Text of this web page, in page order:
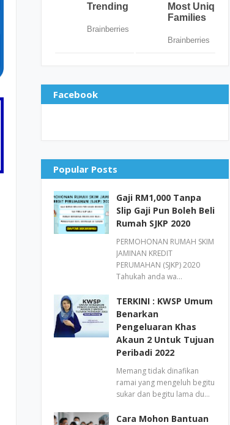
Facebook
Popular Posts
Gaji RM1,000 Tanpa
Slip Gaji Pun Boleh Beli
Rumah SJKP 2020
PERMOHONAN RUMAH SKIM
JAMINAN KREDIT
PERUMAHAN (SJKP) 2020
Tahukah anda wa…
TERKINI : KWSP Umum
Benarkan
Pengeluaran Khas
Akaun 2 Untuk Tujuan
Peribadi 2022
Memang tidak dinafikan
ramai yang mengeluh begitu
sukar dan begitu lama du…
Cara Mohon Bantuan